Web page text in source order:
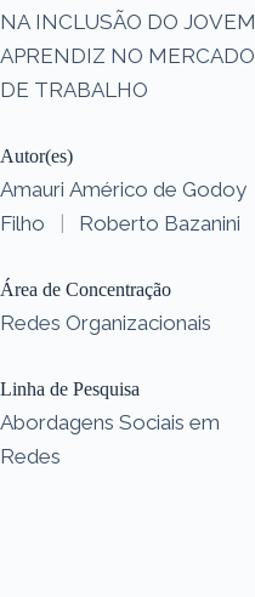
NA INCLUSÃO DO JOVEM
APRENDIZ NO MERCADO
DE TRABALHO
Autor(es)
Amauri Américo de Godoy
Filho
| Roberto Bazanini
Área de Concentração
Redes Organizacionais
Linha de Pesquisa
Abordagens Sociais em
Redes